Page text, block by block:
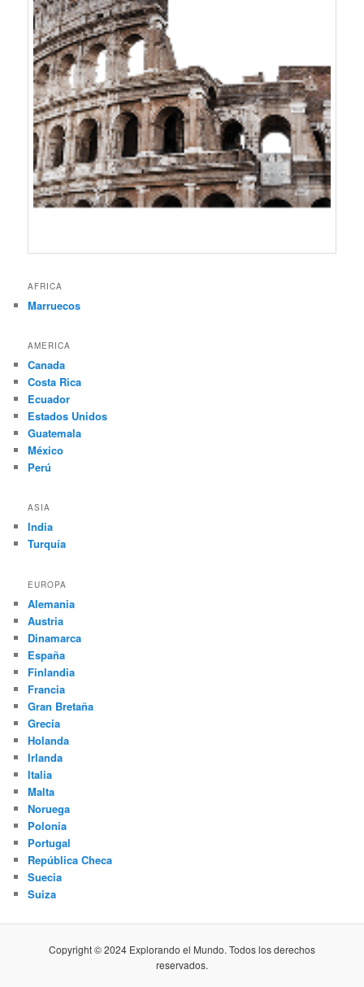
AFRICA
Marruecos
AMERICA
Canada
Costa Rica
Ecuador
Estados Unidos
Guatemala
México
Perú
ASIA
India
Turquía
EUROPA
Alemania
Austria
Dinamarca
España
Finlandia
Francia
Gran Bretaña
Grecia
Holanda
Irlanda
Italia
Malta
Noruega
Polonia
Portugal
República Checa
Suecia
Suiza
Copyright © 2024 Explorando el Mundo. Todos los derechos
reservados.